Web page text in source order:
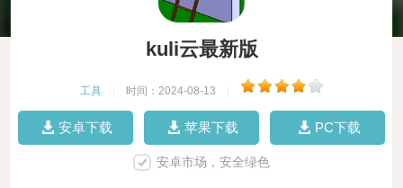
kuli云最新版
工具 时间：2024-08-13
安卓下载 苹果下载 PC下载
安卓市场，安全绿色